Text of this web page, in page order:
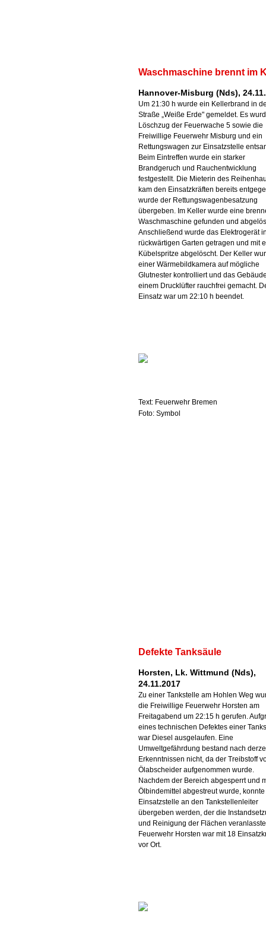
Waschmaschine brennt im
Hannover-Misburg (Nds),
Um 21:30 h wurde ein Kellerbrand in
Straße „Weiße Erde" gemeldet. Es
Löschzug der Feuerwache 5 sowie die
Freiwillige Feuerwehr Misburg und ein
Rettungswagen zur Einsatzstelle
Beim Eintreffen wurde ein starker
Brandgeruch und Rauchentwicklung
festgestellt. Die Mieterin des
kam den Einsatzkräften bereits
wurde der Rettungswagenbesatzung
übergeben. Im Keller wurde eine
Waschmaschine gefunden und
Anschließend wurde das Elektrogerät
rückwärtigen Garten getragen und mit
Kübelspritze abgelöscht. Der Keller
einer Wärmebildkamera auf mögliche
Glutnester kontrolliert und das
einem Drucklüfter rauchfrei gemacht.
Einsatz war um 22:10 h beendet.
Text: Feuerwehr Bremen
Foto: Symbol
Defekte Tanksäule
Horsten, Lk. Wittmund (Nds),
24.11.2017
Zu einer Tankstelle am Hohlen Weg
die Freiwillige Feuerwehr Horsten am
Freitagabend um 22:15 h gerufen.
eines technischen Defektes einer
war Diesel ausgelaufen. Eine
Umweltgefährdung bestand nach
Erkenntnissen nicht, da der Treibstoff
Ölabscheider aufgenommen wurde.
Nachdem der Bereich abgesperrt und
Ölbindemittel abgestreut wurde,
Einsatzstelle an den Tankstellenleiter
übergeben werden, der die
und Reinigung der Flächen
Feuerwehr Horsten war mit 18
vor Ort.